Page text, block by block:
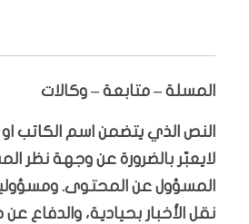
المسلة – متابعة – وكالات
النص الذي يتضمن اسم الكاتب او
لايعبّر بالضرورة عن وجهة نظر
المسؤول عن المحتوى.
نقل الأخبار بحيادية، والدفاع